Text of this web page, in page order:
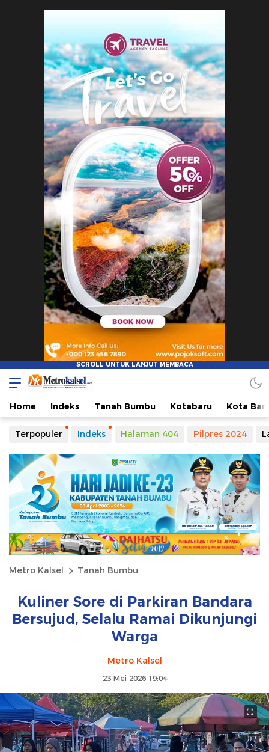
Home Indeks Tanah Bumbu Kotabaru Kota
Terpopuler Indeks Halaman 404 Pilpres 2024
Metro Kalsel Tanah Bumbu
Kuliner Sore di Parkiran Bandara
Bersujud, Selalu Ramai Dikunjungi
Warga
Metro Kalsel
23 Mei 2026 19:04